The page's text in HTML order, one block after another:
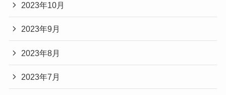
2023年10月
2023年9月
2023年8月
2023年7月